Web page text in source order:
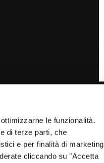
le funzionalità.
di terze parti, che
e per finalità di marketing
cliccando su "Accetta